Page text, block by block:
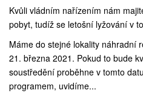
Kvůli vládním nařízením nám
pobyt, tudíž se letošní lyžování v
Máme do stejné lokality náhradní
21. března 2021. Pokud to bude
soustředění proběhne v tomto
programem, uvidíme...